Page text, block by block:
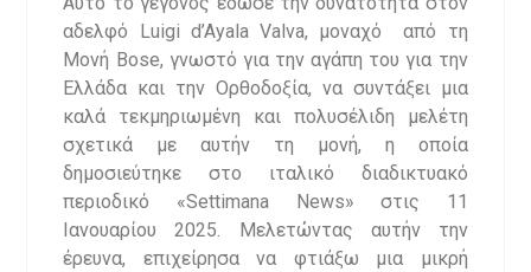
αδελφό Luigi d’Ayala Valva, μοναχό από τη
Μονή Bose, γνωστό για την αγάπη του για την
Ελλάδα και την Ορθοδοξία, να συντάξει μια
καλά τεκμηριωμένη και πολυσέλιδη μελέτη
σχετικά με αυτήν τη μονή, η οποία
δημοσιεύτηκε στο ιταλικό διαδικτυακό
περιοδικό «Settimana News» στις 11
Ιανουαρίου 2025. Μελετώντας αυτήν την
έρευνα, επιχείρησα να φτιάξω μια μικρή